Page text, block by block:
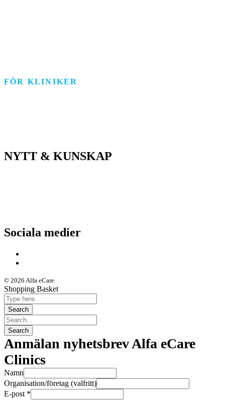
FÖR KLINIKER
NYTT & KUNSKAP
Sociala medier
© 2026 Alfa eCare
Shopping Basket
Anmälan nyhetsbrev Alfa eCare
Clinics
Namn
Organisation/företag (valfritt)
E-post *